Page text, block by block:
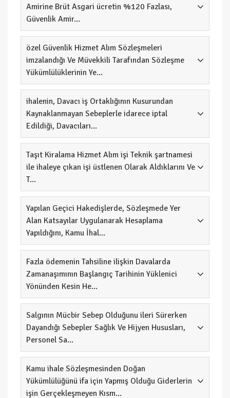
Amirine Brüt Asgari ücretin %120 Fazlası,
Güvenlik Amir...
özel Güvenlik Hizmet Alım Sözleşmeleri
imzalandığı Ve Müvekkili Tarafından Sözleşme
Yükümlülüklerinin Ye...
ihalenin, Davacı iş Ortaklığının Kusurundan
Kaynaklanmayan Sebeplerle idarece iptal
Edildiği, Davacıları...
Taşıt Kiralama Hizmet Alım işi Teknik şartnamesi
ile ihaleye çıkan işi üstlenen Olarak Aldıklarını Ve
T...
Yapılan Geçici Hakedişlerde, Sözleşmede Yer
Alan Katsayılar Uygulanarak Hesaplama
Yapıldığını, Kamu İhal...
Fazla ödemenin Tahsiline ilişkin Davalarda
Zamanaşımının Başlangıç Tarihinin Yüklenici
Yönünden Kesin He...
Salgının Mücbir Sebep Olduğunu ileri Sürerken
Dayandığı Sebepler Sağlık Ve Hijyen Hususları,
Personel Sa...
Kamu ihale Sözleşmesinden Doğan
Yükümlülüğünü ifa için Yapmış Olduğu Giderlerin
işin Gerçekleşmeyen Kısm...